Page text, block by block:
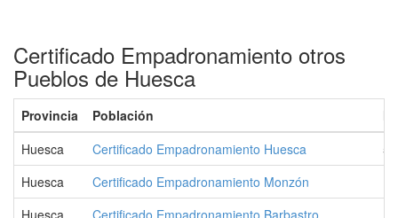
Certificado Empadronamiento otros
Pueblos de Huesca
Provincia Población
Huesca
Certificado Empadronamiento Huesca
Huesca
Certificado Empadronamiento Monzón
Huesca
Certificado Empadronamiento Barbastro